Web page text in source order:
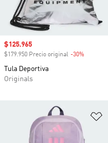
Precio de venta
$125.965
$179.950 Precio original -30%
Tula Deportiva
Originals